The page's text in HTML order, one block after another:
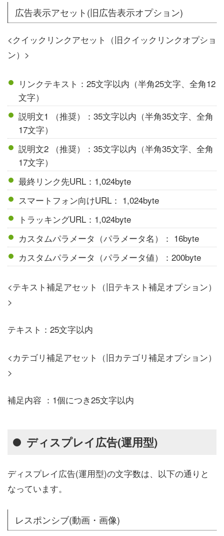
広告表示アセット(旧広告表示オプション)
<クイックリンクアセット（旧クイックリンクオプショ
ン）>
リンクテキスト：25文字以内（半角25文字、全角12
文字）
説明文1 （推奨）：35文字以内（半角35文字、全角
17文字）
説明文2 （推奨）：35文字以内（半角35文字、全角
17文字）
最終リンク先URL：1,024byte
スマートフォン向けURL： 1,024byte
トラッキングURL：1,024byte
カスタムパラメータ（パラメータ名）： 16byte
カスタムパラメータ（パラメータ値）：200byte
<テキスト補足アセット（旧テキスト補足オプション）
>
テキスト：25文字以内
<カテゴリ補足アセット（旧カテゴリ補足オプション）
>
補足内容 ：1個につき25文字以内
ディスプレイ広告(運用型)
ディスプレイ広告(運用型)の文字数は、以下の通りと
なっています。
レスポンシブ(動画・画像)